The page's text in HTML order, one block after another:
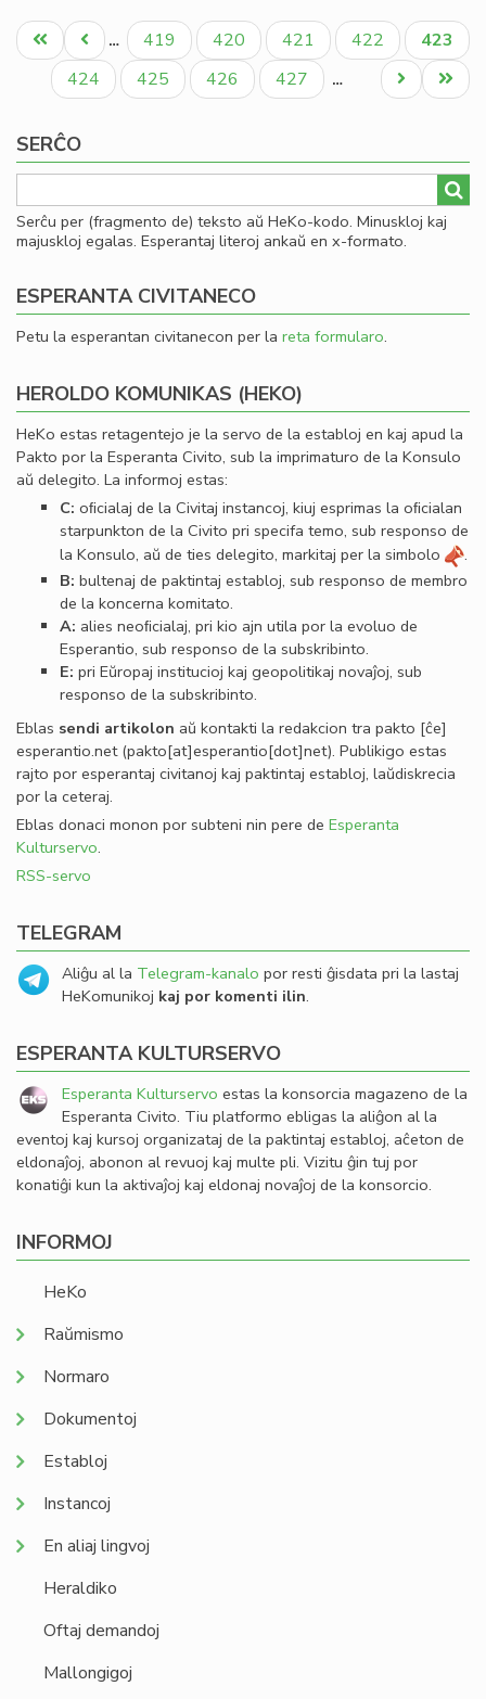
la
Pagination
Unua
paĝo
Antaŭa
paĝo
… Paĝo
419 Paĝo
420 Paĝo
421 Paĝo
422
Aktuala
paĝo
423
Paĝo
424 Paĝo
425 Paĝo
426 Paĝo
427 …
Last
page
Next
page
SERĈO
Serĉu per (fragmento de) teksto aŭ HeKo-kodo. Minuskloj kaj
majuskloj egalas. Esperantaj literoj ankaŭ en x-formato.
ESPERANTA CIVITANECO
Petu la esperantan civitanecon per la reta formularo.
HEROLDO KOMUNIKAS (HEKO)
HeKo estas retagentejo je la servo de la establoj en kaj apud la
Pakto por la Esperanta Civito, sub la imprimaturo de la Konsulo
aŭ delegito. La informoj estas:
C: oﬁcialaj de la Civitaj instancoj, kiuj esprimas la oﬁcialan
starpunkton de la Civito pri specifa temo, sub responso de
la Konsulo, aŭ de ties delegito, markitaj per la simbolo
.
B: bultenaj de paktintaj establoj, sub responso de membro
de la koncerna komitato.
A: alies neoﬁcialaj, pri kio ajn utila por la evoluo de
Esperantio, sub responso de la subskribinto.
E: pri Eŭropaj institucioj kaj geopolitikaj novaĵoj, sub
responso de la subskribinto.
Eblas sendi artikolon aŭ kontakti la redakcion tra pakto [ĉe]
esperantio.net(pakto[at]esperantio[dot]net). Publikigo estas
rajto por esperantaj civitanoj kaj paktintaj establoj, laŭdiskrecia
por la ceteraj.
Eblas donaci monon por subteni nin pere de Esperanta
Kulturservo.
RSS-servo
TELEGRAM
Aliĝu al la Telegram-kanalo por resti ĝisdata pri la lastaj
HeKomunikoj kaj por komenti ilin.
ESPERANTA KULTURSERVO
Esperanta Kulturservo estas la konsorcia magazeno de la
Esperanta Civito. Tiu platformo ebligas la aliĝon al la
eventoj kaj kursoj organizataj de la paktintaj establoj, aĉeton de
eldonaĵoj, abonon al revuoj kaj multe pli. Vizitu ĝin tuj por
konatiĝi kun la aktivaĵoj kaj eldonaj novaĵoj de la konsorcio.
INFORMOJ
HeKo
Raŭmismo
Normaro
Dokumentoj
Establoj
Instancoj
En aliaj lingvoj
Heraldiko
Oftaj demandoj
Mallongigoj